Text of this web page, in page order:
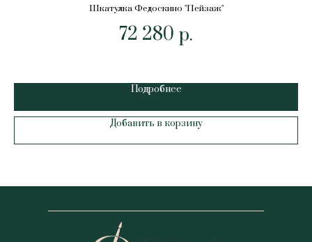
Шкатулка Федоскино "Пейзаж"
72 280 р.
Подробнее
Добавить в корзину